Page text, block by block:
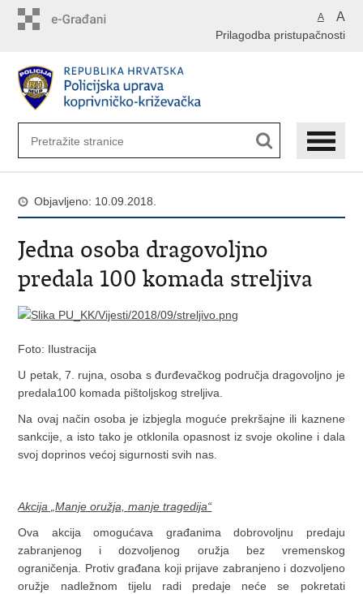
A A
Prilagodba pristupačnosti
Objavljeno: 10.09.2018.
Jedna osoba dragovoljno
predala 100 komada streljiva
Foto: Ilustracija
U petak, 7. rujna, osoba s đurđevačkog područja dragovoljno je
predala100 komada pištoljskog streljiva.
Na ovaj način osoba je izbjegla moguće prekršajne ili kaznene
sankcije, a isto tako je otklonila opasnost iz svoje okoline i dala
svoj doprinos većoj sigurnosti svih nas.
Akcija „Manje oružja, manje tragedija“
Ova akcija omogućava građanima dobrovoljnu predaju
zabranjenog i dozvoljenog oružja bez vremenskog
ograničenja. Protiv građana koji prijave zabranjeno i dozvoljeno
oružje nadležnom tijelu radi predaje neće se pokretati